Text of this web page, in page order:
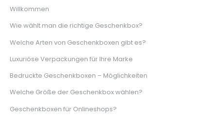
Willkommen
Wie wählt man die richtige Geschenkbox?
Welche Arten von Geschenkboxen gibt es?
Luxuriöse Verpackungen für Ihre Marke
Bedruckte Geschenkboxen – Möglichkeiten
Welche Größe der Geschenkbox wählen?
Geschenkboxen für Onlineshops?